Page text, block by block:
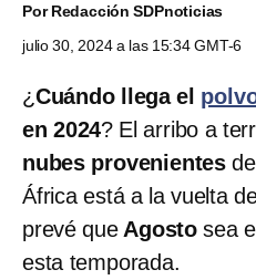
PorRedacción SDPnoticias
julio 30, 2024 a las 15:34 GMT-6
¿Cuándo llega el
en 2024? El arribo a
nubes provenientes
África está a la vuelta
prevé queAgosto sea
esta temporada.